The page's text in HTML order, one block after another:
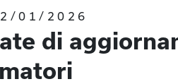
01/2026
di